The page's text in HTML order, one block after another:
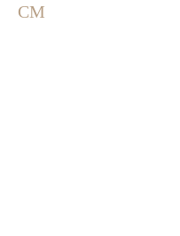
CM